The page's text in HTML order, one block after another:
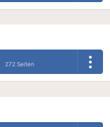
272 Seiten